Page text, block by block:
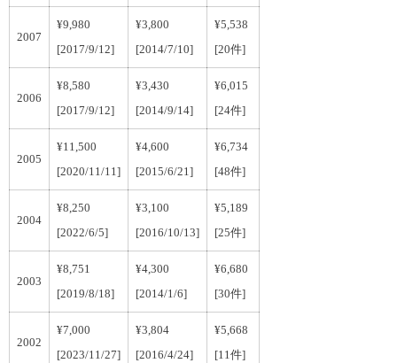
2007
¥9,980
[2017/9/12]
¥3,800
[2014/7/10]
¥5,538
[20件]
2006
¥8,580
[2017/9/12]
¥3,430
[2014/9/14]
¥6,015
[24件]
2005
¥11,500
[2020/11/11]
¥4,600
[2015/6/21]
¥6,734
[48件]
2004
¥8,250
[2022/6/5]
¥3,100
[2016/10/13]
¥5,189
[25件]
2003
¥8,751
[2019/8/18]
¥4,300
[2014/1/6]
¥6,680
[30件]
2002
¥7,000
[2023/11/27]
¥3,804
[2016/4/24]
¥5,668
[11件]